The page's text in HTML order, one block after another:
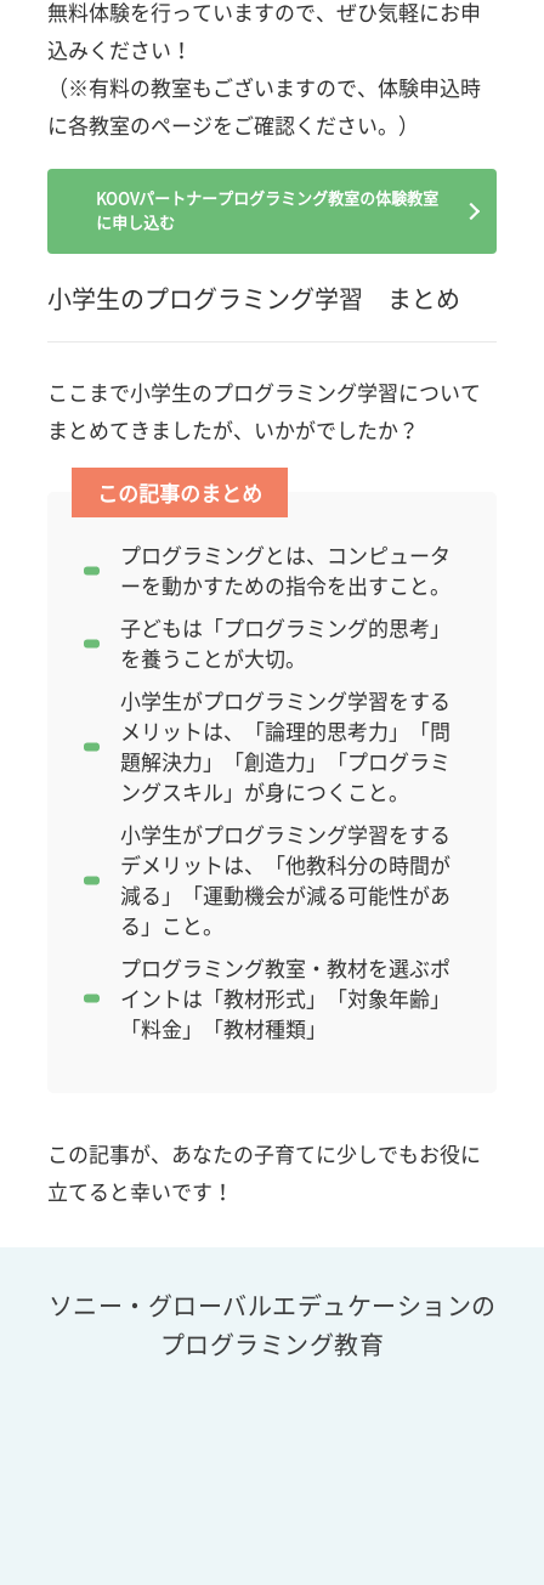
無料体験を行っていますので、ぜひ気軽にお申
込みください！
（※有料の教室もございますので、体験申込時
に各教室のページをご確認ください。）
KOOVパートナープログラミング教室の体験教室
に申し込む
小学生のプログラミング学習 まとめ
ここまで小学生のプログラミング学習について
まとめてきましたが、いかがでしたか？
プログラミングとは、コンピュータ
ーを動かすための指令を出すこと。
子どもは「プログラミング的思考」
を養うことが大切。
小学生がプログラミング学習をする
メリットは、「論理的思考力」「問
題解決力」「創造力」「プログラミ
ングスキル」が身につくこと。
小学生がプログラミング学習をする
デメリットは、「他教科分の時間が
減る」「運動機会が減る可能性があ
る」こと。
プログラミング教室・教材を選ぶポ
イントは「教材形式」「対象年齢」
「料金」「教材種類」
この記事が、あなたの子育てに少しでもお役に
立てると幸いです！
ソニー・グローバルエデュケーションの
プログラミング教育